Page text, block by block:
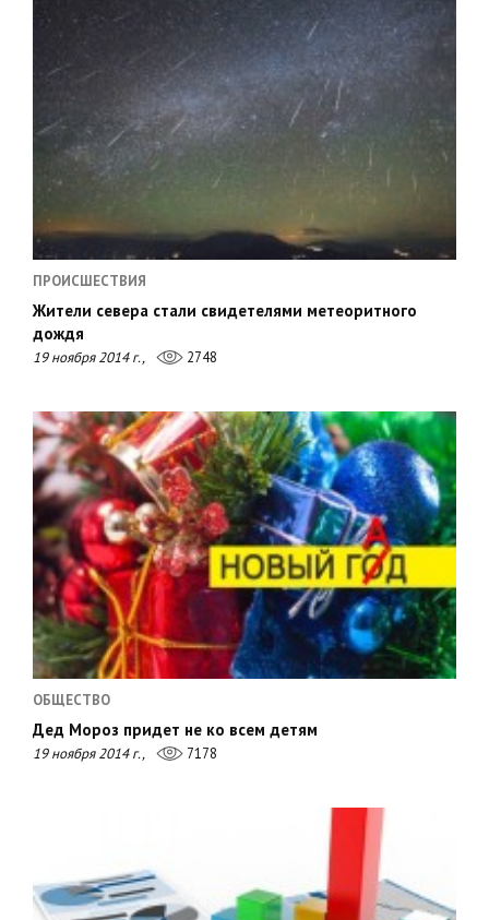
ПРОИСШЕСТВИЯ
Жители севера стали свидетелями метеоритного
дождя
19 ноября 2014 г., 2748
ОБЩЕСТВО
Дед Мороз придет не ко всем детям
19 ноября 2014 г., 7178